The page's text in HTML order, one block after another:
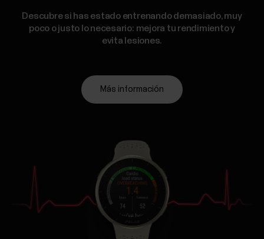
Descubre si has estado entrenando demasiado, muy
poco o justo lo necesario: mejora tu rendimiento y
evita lesiones.
Más información